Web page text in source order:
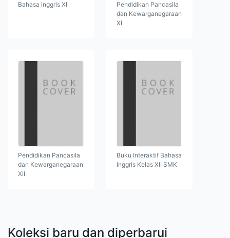
Bahasa Inggris XI
Pendidikan Pancasila
dan Kewarganegaraan
XI
Pendidikan Pancasila
dan Kewarganegaraan
XII
Buku Interaktif Bahasa
Inggris Kelas XII SMK
Koleksi baru dan diperbarui